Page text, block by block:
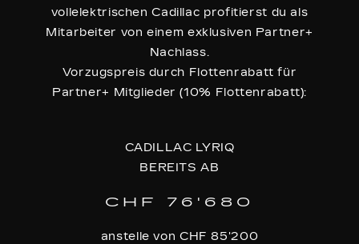
vollelektrischen Cadillac profitierst du als
Mitarbeiter von einem exklusiven Partner+
Nachlass.
Vorzugspreis durch Flottenrabatt für
Partner+ Mitglieder (10% Flottenrabatt):
CADILLAC LYRIQ
BEREITS AB
CHF 76'680
anstelle von CHF 85'200